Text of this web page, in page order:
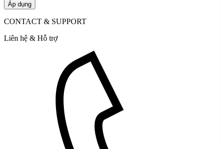
Áp dụng
CONTACT & SUPPORT
Liên hệ & Hỗ trợ